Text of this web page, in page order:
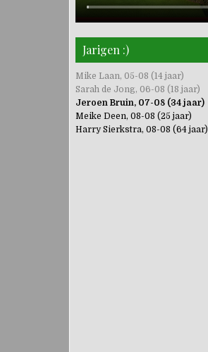
Jarigen :)
Mike Laan, 05-08 (14 jaar)
Sarah de Jong, 06-08 (18 jaar)
Jeroen Bruin, 07-08 (34 jaar)
Meike Deen, 08-08 (25 jaar)
Harry Sierkstra, 08-08 (64 jaar)